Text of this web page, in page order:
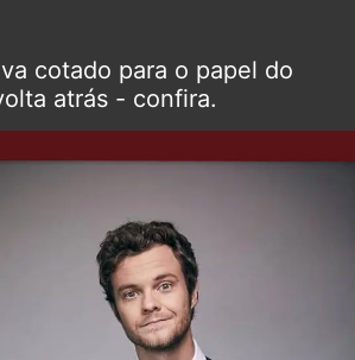
cotado para o papel do
atrás - confira.